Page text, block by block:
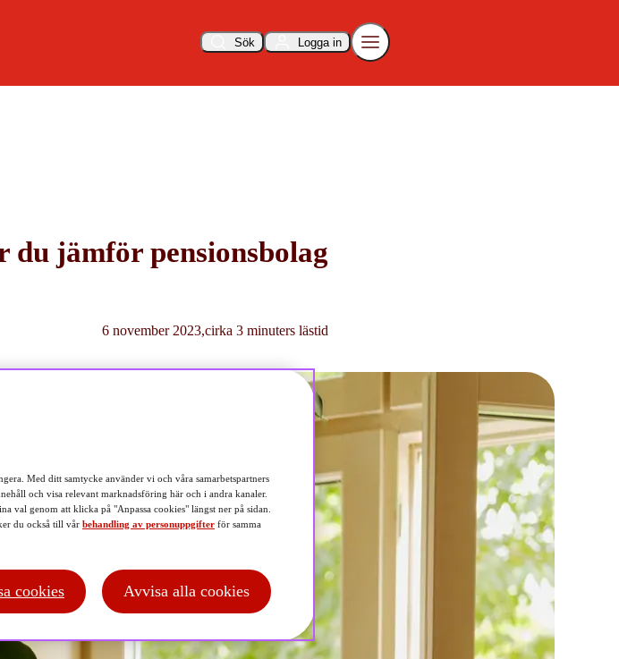
Sök Logga in
du jämför pensionsbolag
6 november 2023 cirka 3 minuters lästid
Med ditt samtycke använder vi och våra samarbetspartners
och visa relevant marknadsföring här och i andra kanaler.
val genom att klicka på "Anpassa cookies" längst ner på sidan.
du också till vår behandling av personuppgifter för samma
cookies Avvisa alla cookies